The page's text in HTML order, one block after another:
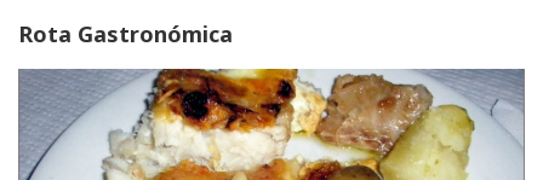
Rota Gastronómica